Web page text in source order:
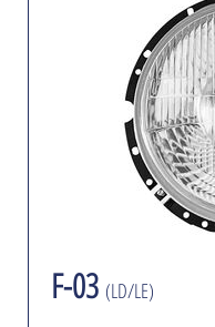
F-03 (LD/LE)